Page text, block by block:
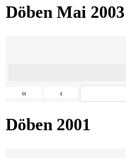
Döben Mai 2003
« ‹
Döben 2001